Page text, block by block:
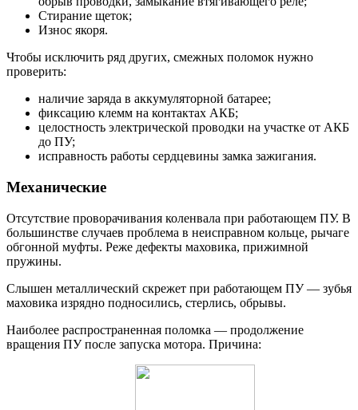
Стирание щеток;
Износ якоря.
Чтобы исключить ряд других, смежных поломок нужно
проверить:
наличие заряда в аккумуляторной батарее;
фиксацию клемм на контактах АКБ;
целостность электрической проводки на участке от АКБ
до ПУ;
исправность работы сердцевины замка зажигания.
Механические
Отсутствие проворачивания коленвала при работающем ПУ. В
большинстве случаев проблема в неисправном кольце, рычаге
обгонной муфты. Реже дефекты маховика, прижимной
пружины.
Слышен металлический скрежет при работающем ПУ — зубья
маховика изрядно подносились, стерлись, обрывы.
Наиболее распространенная поломка — продолжение
вращения ПУ после запуска мотора. Причина: